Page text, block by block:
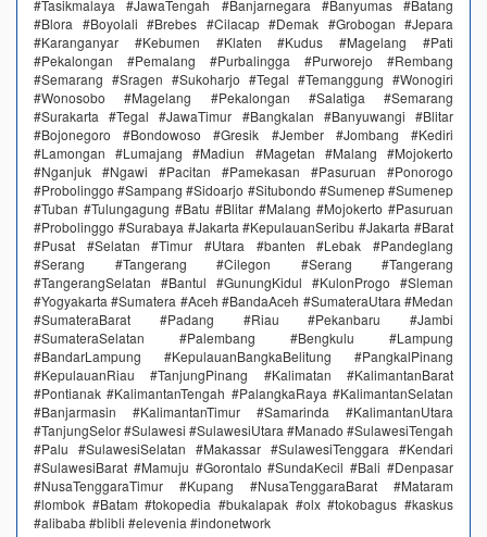
#Tasikmalaya #JawaTengah #Banjarnegara #Banyumas #Batang
#Blora #Boyolali #Brebes #Cilacap #Demak #Grobogan #Jepara
#Karanganyar #Kebumen #Klaten #Kudus #Magelang #Pati
#Pekalongan #Pemalang #Purbalingga #Purworejo #Rembang
#Semarang #Sragen #Sukoharjo #Tegal #Temanggung #Wonogiri
#Wonosobo #Magelang #Pekalongan #Salatiga #Semarang
#Surakarta #Tegal #JawaTimur #Bangkalan #Banyuwangi #Blitar
#Bojonegoro #Bondowoso #Gresik #Jember #Jombang #Kediri
#Lamongan #Lumajang #Madiun #Magetan #Malang #Mojokerto
#Nganjuk #Ngawi #Pacitan #Pamekasan #Pasuruan #Ponorogo
#Probolinggo #Sampang #Sidoarjo #Situbondo #Sumenep #Sumenep
#Tuban #Tulungagung #Batu #Blitar #Malang #Mojokerto #Pasuruan
#Probolinggo #Surabaya #Jakarta #KepulauanSeribu #Jakarta #Barat
#Pusat #Selatan #Timur #Utara #banten #Lebak #Pandeglang
#Serang #Tangerang #Cilegon #Serang #Tangerang
#TangerangSelatan #Bantul #GunungKidul #KulonProgo #Sleman
#Yogyakarta #Sumatera #Aceh #BandaAceh #SumateraUtara #Medan
#SumateraBarat #Padang #Riau #Pekanbaru #Jambi
#SumateraSelatan #Palembang #Bengkulu #Lampung
#BandarLampung #KepulauanBangkaBelitung #PangkalPinang
#KepulauanRiau #TanjungPinang #Kalimatan #KalimantanBarat
#Pontianak #KalimantanTengah #PalangkaRaya #KalimantanSelatan
#Banjarmasin #KalimantanTimur #Samarinda #KalimantanUtara
#TanjungSelor #Sulawesi #SulawesiUtara #Manado #SulawesiTengah
#Palu #SulawesiSelatan #Makassar #SulawesiTenggara #Kendari
#SulawesiBarat #Mamuju #Gorontalo #SundaKecil #Bali #Denpasar
#NusaTenggaraTimur #Kupang #NusaTenggaraBarat #Mataram
#lombok #Batam #tokopedia #bukalapak #olx #tokobagus #kaskus
#alibaba #blibli #elevenia #indonetwork